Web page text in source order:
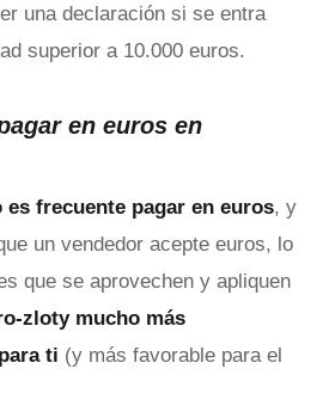
una declaración si se entra
superior a 10.000 euros.
en euros en
es frecuente pagar en euros, y
un vendedor acepte euros, lo
que se aprovechen y apliquen
zloty mucho más
ti (y más favorable para el